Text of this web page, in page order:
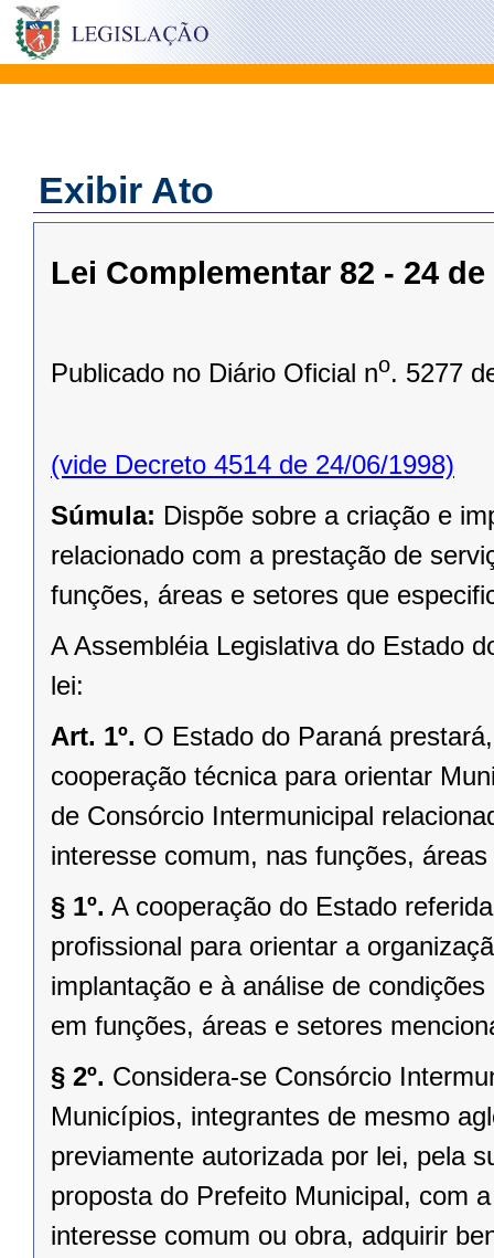
Exibir Ato
Lei Complementar 82 - 24
Publicado no Diário Oficial no. 5277
(vide Decreto 4514 de 24/06/1998)
Súmula: Dispõe sobre a criação e
relacionado com a prestação de
funções, áreas e setores que
A Assembléia Legislativa do Estado
lei:
Art. 1º. O Estado do Paraná
cooperação técnica para orientar
de Consórcio Intermunicipal
interesse comum, nas funções,
§ 1º. A cooperação do Estado
profissional para orientar a
implantação e à análise de
em funções, áreas e setores
§ 2º. Considera-se Consórcio
Municípios, integrantes de mesmo
previamente autorizada por lei, pela
proposta do Prefeito Municipal, com
interesse comum ou obra, adquirir